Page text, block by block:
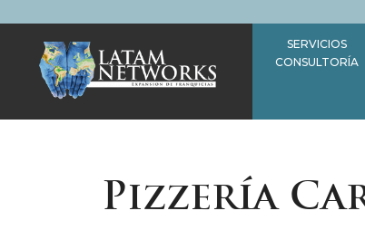
contenido
SERVICIOS
CONSULTORÍA
Pizzería